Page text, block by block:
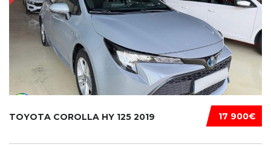
17 900€
TOYOTA COROLLA HY 125 2019